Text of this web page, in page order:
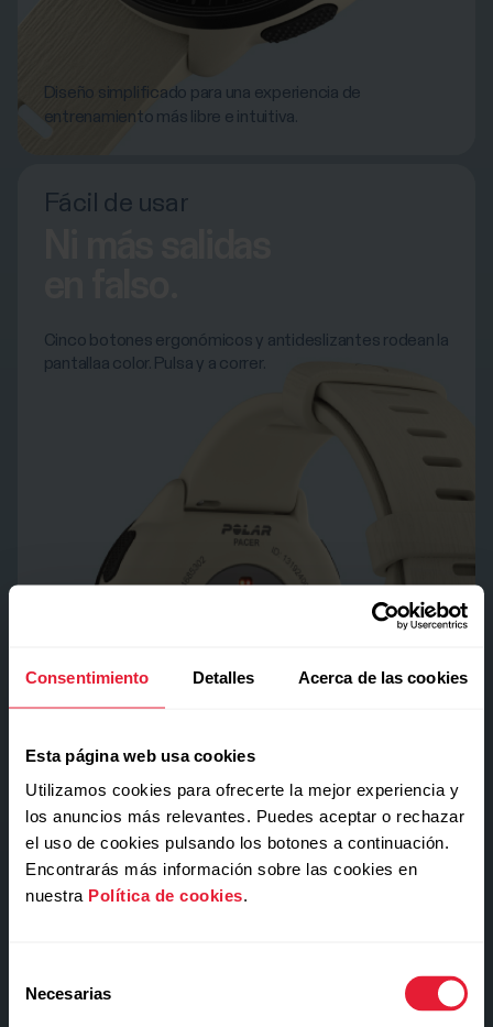
Consentimiento Detalles Acerca de las cookies
Esta página web usa cookies
Utilizamos cookies para ofrecerte la mejor experiencia y
los anuncios más relevantes. Puedes aceptar o rechazar
el uso de cookies pulsando los botones a continuación.
Encontrarás más información sobre las cookies en
nuestra Política de cookies.
Necesarias
Diseño simplificado para una experiencia de
entrenamiento más libre e intuitiva.
Fácil de usar
Cinco botones ergonómicos y antideslizantes rodean la
pantallaa color. Pulsa y a correr.
Sensación invisible
40 g de ligereza.